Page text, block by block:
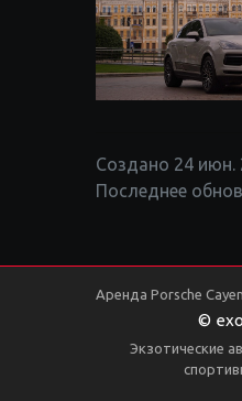
Создано 24 июн.
Последнее
Аренда Porsche
©
Экзотические